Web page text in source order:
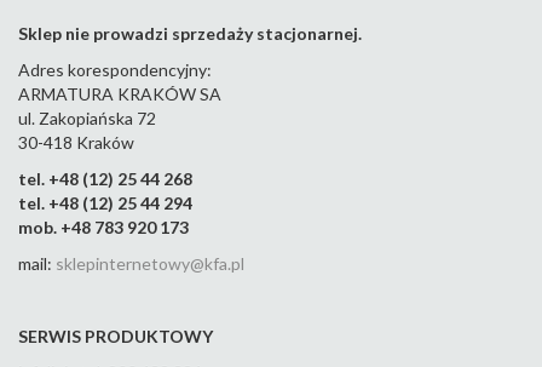
Sklep nie prowadzi sprzedaży stacjonarnej.
Adres korespondencyjny:
ARMATURA KRAKÓW SA
ul. Zakopiańska 72
30-418 Kraków
tel. +48 (12) 25 44 268
tel. +48 (12) 25 44 294
mob. +48 783 920 173
mail: sklepinternetowy@kfa.pl
SERWIS PRODUKTOWY